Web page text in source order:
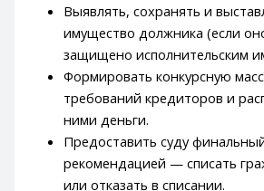
Выявлять, сохранять и
имущество должника (если
защищено исполнительским
Формировать конкурсную
требований кредиторов и
ними деньги.
Предоставить суду
рекомендацией — списать
или отказать в списании.